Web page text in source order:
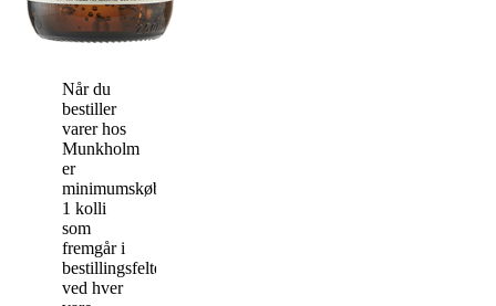
Når du
bestiller
varer hos
Munkholm
er
minimumskøbet
1 kolli
som
fremgår i
bestillingsfeltet
ved hver